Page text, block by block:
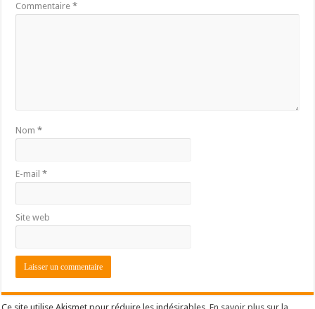
Commentaire*
Nom*
E-mail*
Site web